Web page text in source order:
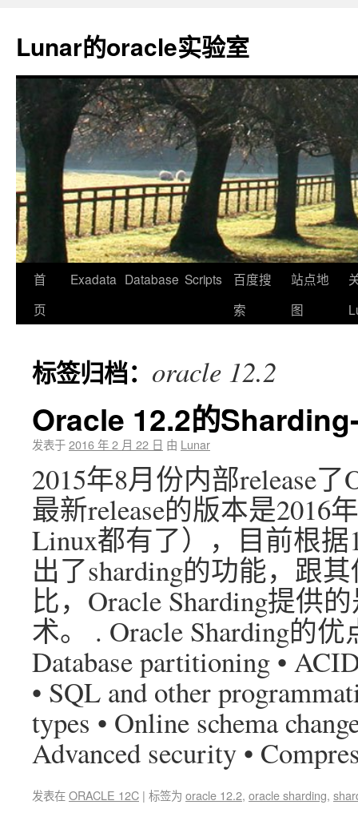
Lunar的oracle实验室
首
页
Exadata Database Scripts
百度搜
索
站点地
图
标签归档： oracle 12.2
Oracle 12.2的
发表于2016 年 2 月 22 日 由 Lunar
2015年8月份内部release
最新release的版本是2016
Linux都有了），目前根据
出了sharding的功能，跟
比，Oracle Sharding提供
术。 . Oracle Sharding的优
Database partitioning •
• SQL and other
types • Online schema
Advanced security •
发表在ORACLE 12C | 标签为 oracle 12.2, oracle sharding,